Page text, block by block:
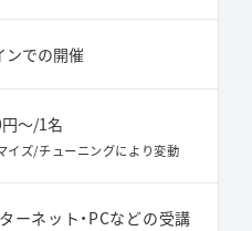
ンでの開催
～/1名
イズ/チューニングにより変動
ーネット・PCなどの受講